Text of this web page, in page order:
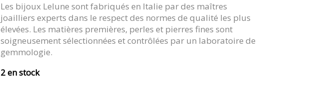
Les bijoux Lelune sont fabriqués en Italie par des maîtres
joailliers experts dans le respect des normes de qualité les plus
élevées. Les matières premières, perles et pierres fines sont
soigneusement sélectionnées et contrôlées par un laboratoire de
gemmologie.
2 en stock